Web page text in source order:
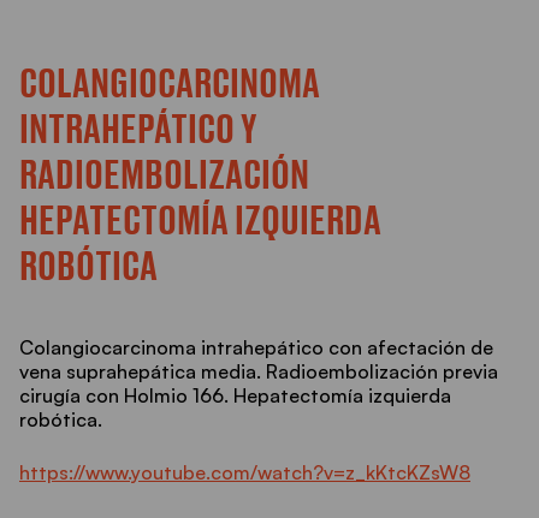
COLANGIOCARCINOMA
INTRAHEPÁTICO Y
RADIOEMBOLIZACIÓN
HEPATECTOMÍA IZQUIERDA
ROBÓTICA
Colangiocarcinoma intrahepático con afectación de
vena suprahepática media. Radioembolización previa
cirugía con Holmio 166. Hepatectomía izquierda
robótica.
https://www.youtube.com/watch?v=z_kKtcKZsW8